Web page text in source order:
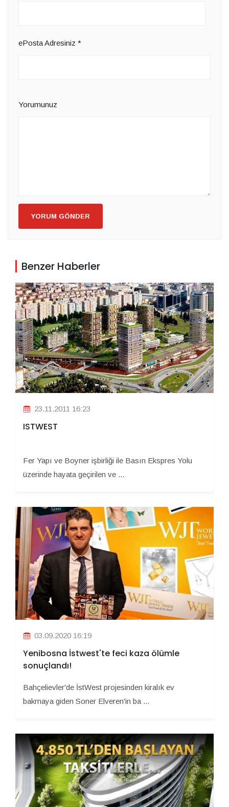
ePosta Adresiniz *
Yorumunuz
YORUM GÖNDER
Benzer Haberler
23.11.2011 16:23
ISTWEST
Fer Yapı ve Boyner işbirliği ile Basın Ekspres Yolu
üzerinde hayata geçirilen ve ...
03.09.2020 16:19
Yenibosna İstwest'te feci kaza ölümle
sonuçlandı!
Bahçelievler'de İstWest projesinden kiralık ev
bakmaya giden Soner Elveren'in ba ...